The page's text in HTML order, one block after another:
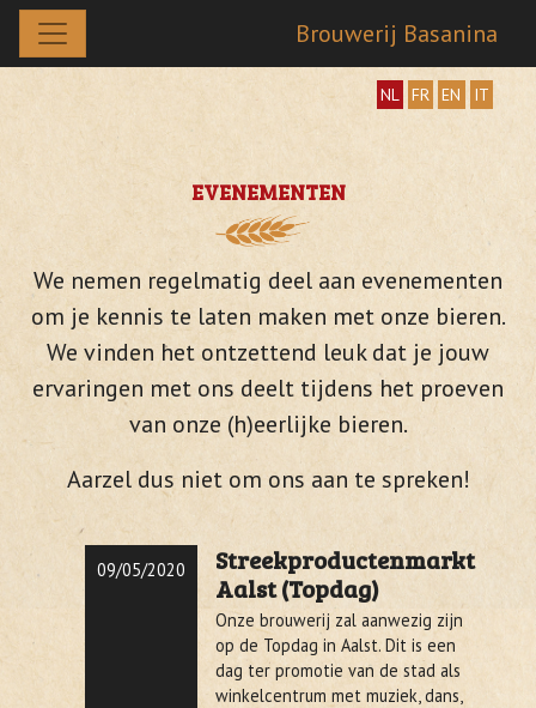
Brouwerij Basanina
NL FR EN IT
EVENEMENTEN
We nemen regelmatig deel aan evenementen
om je kennis te laten maken met onze bieren.
We vinden het ontzettend leuk dat je jouw
ervaringen met ons deelt tijdens het proeven
van onze (h)eerlijke bieren.
Aarzel dus niet om ons aan te spreken!
09/05/2020
Streekproductenmarkt
Aalst (Topdag)
Onze brouwerij zal aanwezig zijn
op de Topdag in Aalst. Dit is een
dag ter promotie van de stad als
winkelcentrum met muziek, dans,